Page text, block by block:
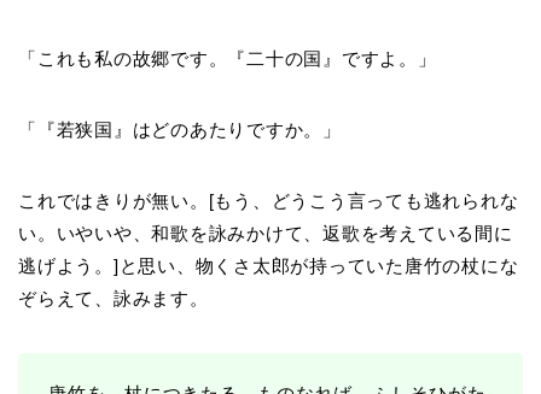
「これも私の故郷です。『二十の国』ですよ。」
「『若狭国』はどのあたりですか。」
これではきりが無い。[もう、どうこう言っても逃れられな
い。いやいや、和歌を詠みかけて、返歌を考えている間に
逃げよう。]と思い、物くさ太郎が持っていた唐竹の杖にな
ぞらえて、詠みます。